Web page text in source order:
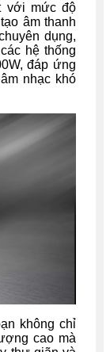
với mức độ
âm thanh
dụng,
hệ thống
đáp ứng
nhạc khó
không chỉ
cao mà